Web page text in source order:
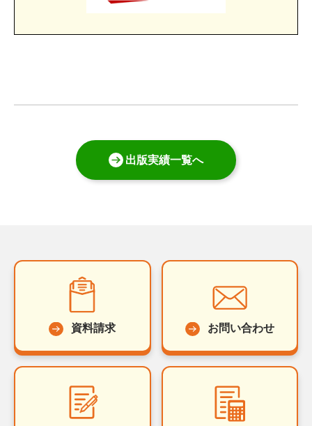
出版実績一覧へ
資料請求 お問い合わせ